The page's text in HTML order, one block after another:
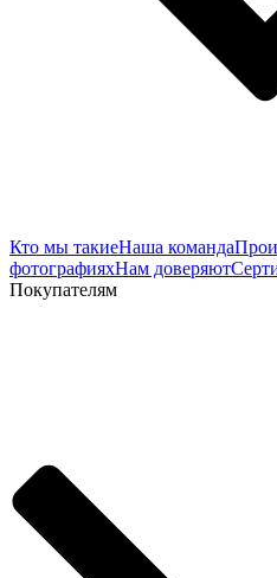
Кто мы такиеНаша команда
фотографияхНам доверяют
Покупателям